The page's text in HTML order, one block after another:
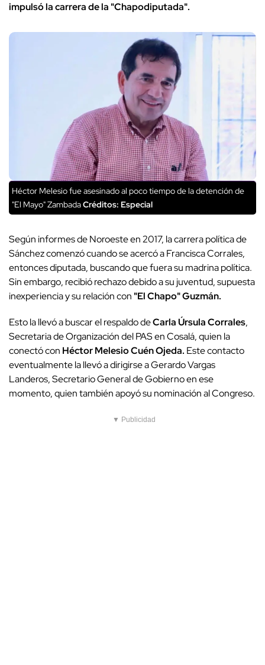
impulsó la carrera de la "Chapodiputada".
Héctor Melesio fue asesinado al poco tiempo de la detención de
"El Mayo" ZambadaCréditos: Especial
Según informes de Noroeste en 2017, la carrera política de
Sánchez comenzó cuando se acercó a Francisca Corrales,
entonces diputada, buscando que fuera su madrina política.
Sin embargo, recibió rechazo debido a su juventud, supuesta
inexperiencia y su relación con "El Chapo" Guzmán.
Esto la llevó a buscar el respaldo deCarla Úrsula Corrales,
Secretaria de Organización del PAS en Cosalá, quien la
conectó con Héctor Melesio Cuén Ojeda. Este contacto
eventualmente la llevó a dirigirse a Gerardo Vargas
Landeros, Secretario General de Gobierno en ese
momento, quien también apoyó su nominación al Congreso.
▼ Publicidad